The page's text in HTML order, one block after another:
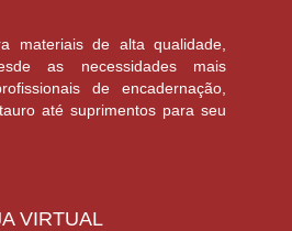
materiais de alta qualidade,
as necessidades mais
de encadernação,
até suprimentos para seu
VIRTUAL